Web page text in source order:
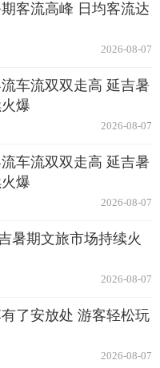
客流高峰 日均客流达
2026-08-07
车流双双走高 延吉暑
爆
2026-08-07
车流双双走高 延吉暑
爆
2026-08-07
暑期文旅市场持续火
2026-08-07
了安放处 游客轻松玩
2026-08-07